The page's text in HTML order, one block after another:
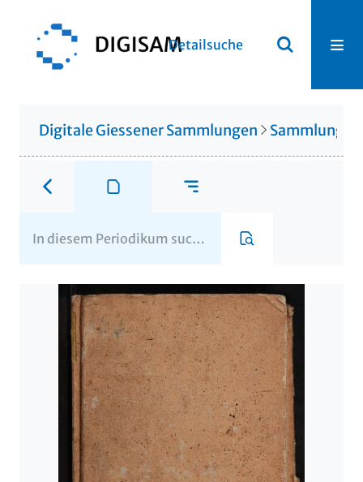
Detailsuche
Digitale Giessener Sammlungen Sammlung